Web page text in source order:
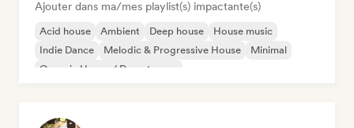
Ajouter dans ma/mes playlist(s) impactante(s)
Acid house Ambient Deep house
House music
Indie Dance
Melodic & Progressive House
Minimal
Organic House / Downtempo